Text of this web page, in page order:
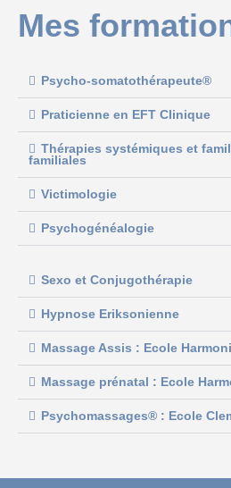
Mes
Psycho-somatothérapeute®
Praticienne en EFT Clinique
Thérapies systémiques et
familiales
Victimologie
Psychogénéalogie
Sexo et Conjugothérapie
Hypnose Eriksonienne
Massage Assis : Ecole
Massage prénatal : Ecole
Psychomassages® : Ecole